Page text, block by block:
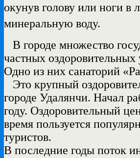
окунув голову или ноги в
минеральную воду.
В городе множество
частных
Одно из них санаторий
Это крупный
городе Удалянчи. Начал
году. Оздоровительный
время пользуется
туристов.
В последние годы поток